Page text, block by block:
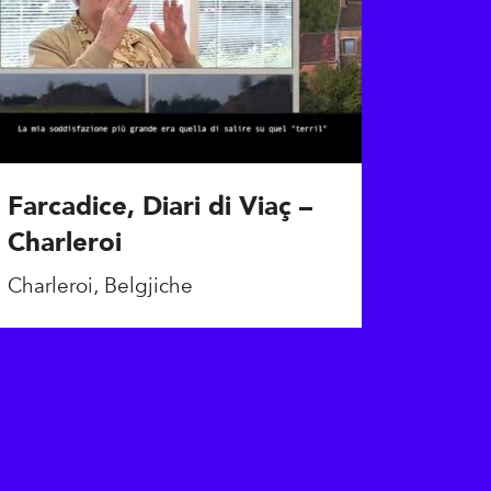
Farcadice, Diari di Viaç –
Charleroi
Charleroi, Belgjiche